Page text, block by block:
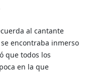
al cantante
encontraba inmerso
que todos los
en la que